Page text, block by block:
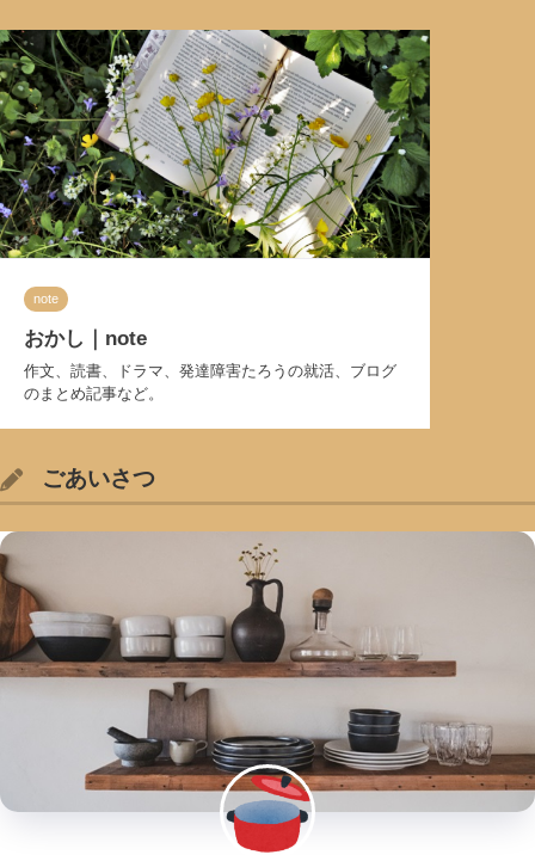
note
おかし｜note
作文、読書、ドラマ、発達障害たろうの就活、ブログ
のまとめ記事など。
ごあいさつ